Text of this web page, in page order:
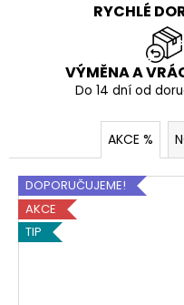
RYCHLÉ
VÝMĚNA A
Do 14 dní od
AKCE %
DOPORUČUJEME!
AKCE
TIP
o
r
u
č
u